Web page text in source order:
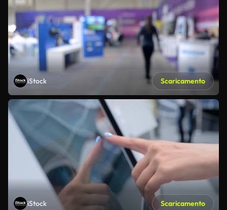
iStock Scaricamento
iStock Scaricamento